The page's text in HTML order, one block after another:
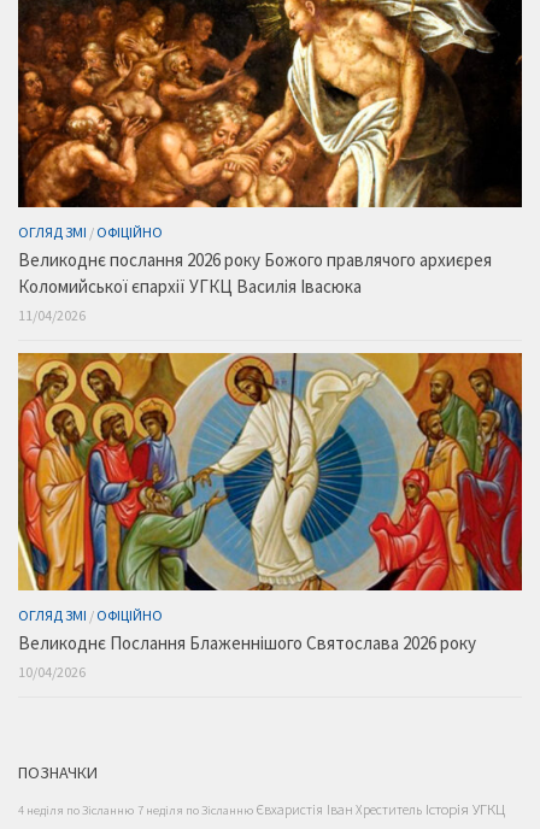
ОГЛЯД ЗМІ / ОФІЦІЙНО
Великоднє послання 2026 року Божого правлячого архиєрея
Коломийської єпархії УГКЦ Василія Івасюка
11/04/2026
ОГЛЯД ЗМІ / ОФІЦІЙНО
Великоднє Послання Блаженнішого Святослава 2026 року
10/04/2026
ПОЗНАЧКИ
4 неділя по Зісланню 7 неділя по Зісланню Євхаристія Іван Хреститель Історія УГКЦ